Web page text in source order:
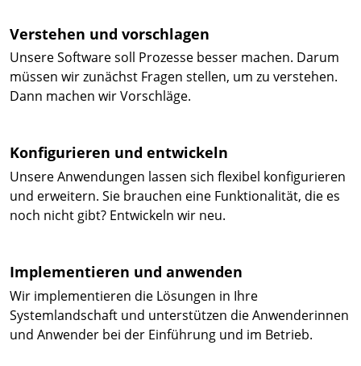
Verstehen und vorschlagen
Unsere Software soll Prozesse besser machen. Darum
müssen wir zunächst Fragen stellen, um zu verstehen.
Dann machen wir Vorschläge.
Konfigurieren und entwickeln
Unsere Anwendungen lassen sich flexibel konfigurieren
und erweitern. Sie brauchen eine Funktionalität, die es
noch nicht gibt? Entwickeln wir neu.
Implementieren und anwenden
Wir implementieren die Lösungen in Ihre
Systemlandschaft und unterstützen die Anwenderinnen
und Anwender bei der Einführung und im Betrieb.